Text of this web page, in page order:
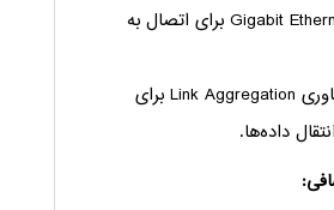
– چهار پورت Gigabit Ethernet برای اتصال به
– پشتیبانی از فناوری Link Aggregation برای
داده‌ها.